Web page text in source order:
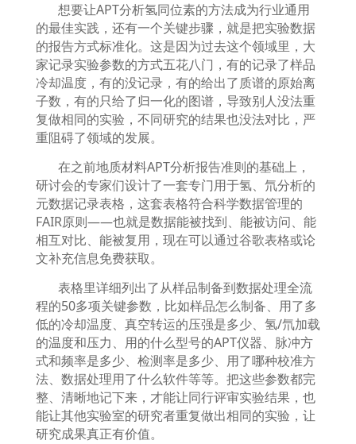
想要让APT分析氢同位素的方法成为行业通用
的最佳实践，还有一个关键步骤，就是把实验数据
的报告方式标准化。这是因为过去这个领域里，大
家记录实验参数的方式五花八门，有的记录了样品
冷却温度，有的没记录，有的给出了质谱的原始离
子数，有的只给了归一化的图谱，导致别人没法重
复做相同的实验，不同研究的结果也没法对比，严
重阻碍了领域的发展。
在之前地质材料APT分析报告准则的基础上，
研讨会的专家们设计了一套专门用于氢、氘分析的
元数据记录表格，这套表格符合科学数据管理的
FAIR原则——也就是数据能被找到、能被访问、能
相互对比、能被复用，现在可以通过谷歌表格或论
文补充信息免费获取。
表格里详细列出了从样品制备到数据处理全流
程的50多项关键参数，比如样品怎么制备、用了多
低的冷却温度、真空转运的压强是多少、氢/氘加载
的温度和压力、用的什么型号的APT仪器、脉冲方
式和频率是多少、检测率是多少、用了哪种校准方
法、数据处理用了什么软件等等。把这些参数都完
整、清晰地记下来，才能让同行评审实验结果，也
能让其他实验室的研究者重复做出相同的实验，让
研究成果真正有价值。